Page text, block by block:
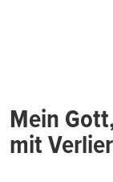
Mein
mit